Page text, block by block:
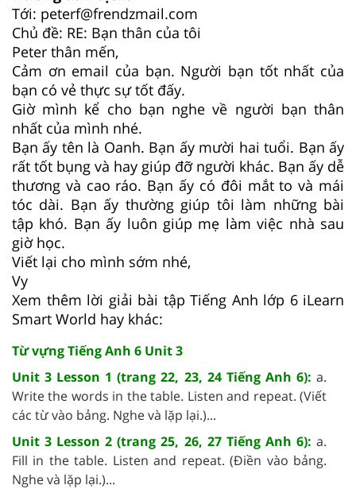
Tới: peterf@frendzmail.com
Chủ đề: RE: Bạn thân của tôi
Peter thân mến,
Cảm ơn email của bạn. Người bạn tốt nhất của
bạn có vẻ thực sự tốt đấy.
Giờ mình kể cho bạn nghe về người bạn thân
nhất của mình nhé.
Bạn ấy tên là Oanh. Bạn ấy mười hai tuổi. Bạn ấy
rất tốt bụng và hay giúp đỡ người khác. Bạn ấy dễ
thương và cao ráo. Bạn ấy có đôi mắt to và mái
tóc dài. Bạn ấy thường giúp tôi làm những bài
tập khó. Bạn ấy luôn giúp mẹ làm việc nhà sau
giờ học.
Viết lại cho mình sớm nhé,
Vy
Xem thêm lời giải bài tập Tiếng Anh lớp 6 iLearn
Smart World hay khác:
Từ vựng Tiếng Anh 6 Unit 3
Unit 3 Lesson 1 (trang 22, 23, 24 Tiếng Anh 6): a.
Write the words in the table. Listen and repeat. (Viết
các từ vào bảng. Nghe và lặp lại.)...
Unit 3 Lesson 2 (trang 25, 26, 27 Tiếng Anh 6): a.
Fill in the table. Listen and repeat. (Điền vào bảng.
Nghe và lặp lại.)...